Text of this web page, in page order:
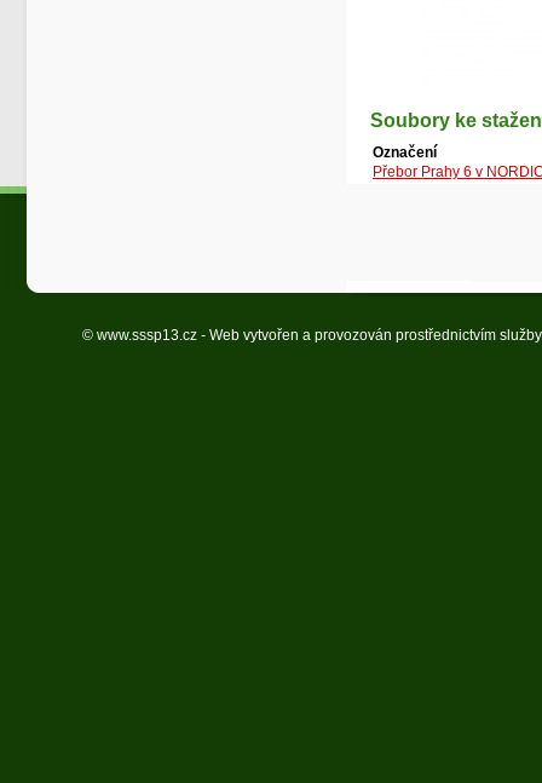
Soubory ke
Označení
Přebor Prahy 6 v
© www.sssp13.cz - Web vytvořen a provozován prostřednictvím